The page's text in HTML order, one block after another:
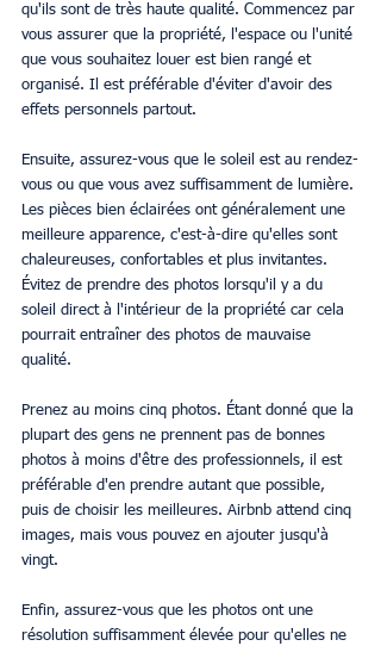
qu'ils sont de très haute qualité. Commencez par
vous assurer que la propriété, l'espace ou l'unité
que vous souhaitez louer est bien rangé et
organisé. Il est préférable d'éviter d'avoir des
effets personnels partout.
Ensuite, assurez-vous que le soleil est au rendez-
vous ou que vous avez suffisamment de lumière.
Les pièces bien éclairées ont généralement une
meilleure apparence, c'est-à-dire qu'elles sont
chaleureuses, confortables et plus invitantes.
Évitez de prendre des photos lorsqu'il y a du
soleil direct à l'intérieur de la propriété car cela
pourrait entraîner des photos de mauvaise
qualité.
Prenez au moins cinq photos. Étant donné que la
plupart des gens ne prennent pas de bonnes
photos à moins d'être des professionnels, il est
préférable d'en prendre autant que possible,
puis de choisir les meilleures. Airbnb attend cinq
images, mais vous pouvez en ajouter jusqu'à
vingt.
Enfin, assurez-vous que les photos ont une
résolution suffisamment élevée pour qu'elles ne